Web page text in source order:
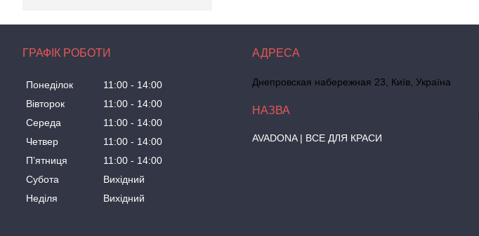
ГРАФІК РОБОТИ
Понеділок 11:00
14:00
Вівторок
11:00
14:00
Середа
11:00
14:00
Четвер
11:00
14:00
Пʼятниця
11:00
14:00
Субота
Вихідний
Неділя
Вихідний
Днепровская набережная 23, Київ, Україна
AVADONA | ВСЕ ДЛЯ КРАСИ